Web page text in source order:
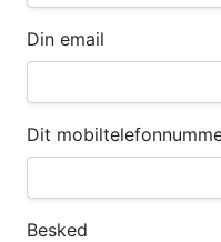
Din email
Dit
Besked